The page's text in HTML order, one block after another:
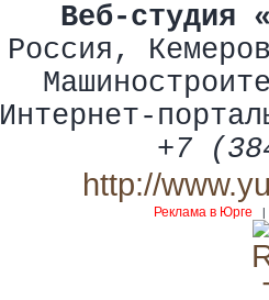
Веб-студия
Россия ,
Интернет-
+7
http://
Реклама в Юрге